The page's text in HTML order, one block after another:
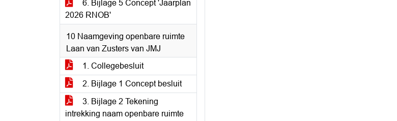
6. Bijlage 5 Concept 'Jaarplan
2026 RNOB'
10 Naamgeving openbare ruimte
Laan van Zusters van JMJ
1. Collegebesluit
2. Bijlage 1 Concept besluit
3. Bijlage 2 Tekening
intrekking naam openbare ruimte